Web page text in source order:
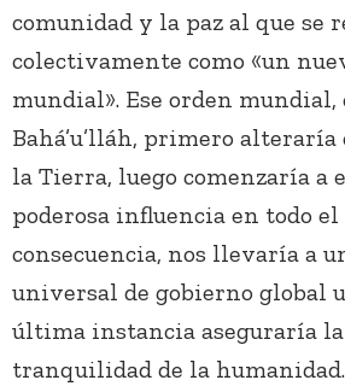
comunidad y la paz al que se
colectivamente como «un
mundial». Ese orden mundial,
Bahá’u’lláh, primero alteraría
la Tierra, luego comenzaría a
poderosa influencia en todo
consecuencia, nos llevaría a
universal de gobierno global
última instancia aseguraría
tranquilidad de la humanidad.